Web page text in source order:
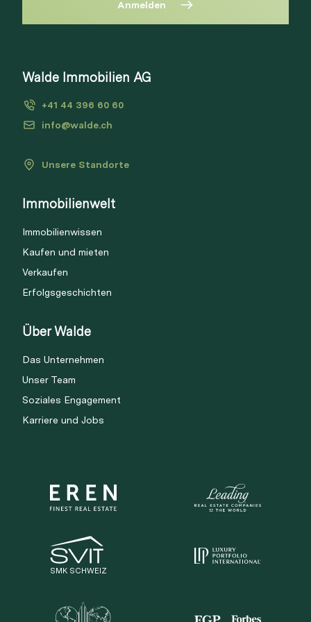
Walde Immobilien AG
+41 44 396 60 60
info@walde.ch
Unsere Standorte
Immobilienwelt
Immobilienwissen
Kaufen und mieten
Verkaufen
Erfolgsgeschichten
Über Walde
Das Unternehmen
Unser Team
Soziales Engagement
Karriere und Jobs
SMK SCHWEIZ
Anmelden